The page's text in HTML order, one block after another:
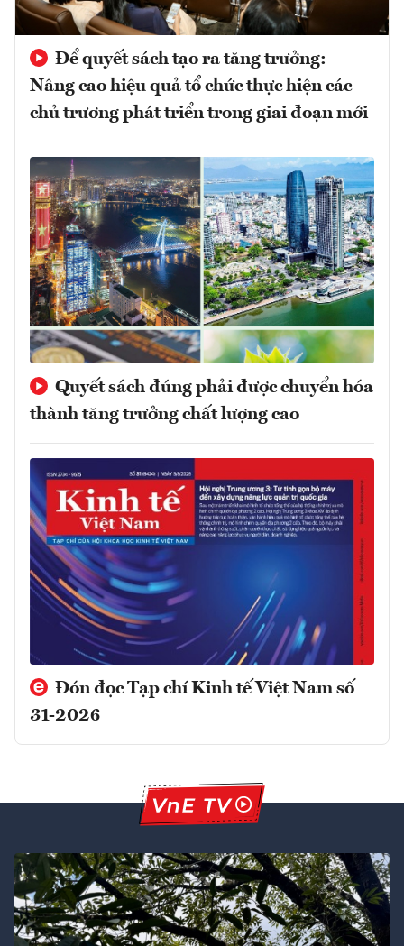
Để quyết sách tạo ra tăng trưởng:
Nâng cao hiệu quả tổ chức thực hiện các
chủ trương phát triển trong giai đoạn mới
Quyết sách đúng phải được chuyển hóa
thành tăng trưởng chất lượng cao
Đón đọc Tạp chí Kinh tế Việt Nam số
31-2026